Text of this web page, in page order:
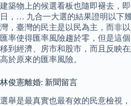
建築物上的候選看板也隨即褪去，
日，… 九合一大選的結果證明以下
灣，臺灣的民主是以民為主，而非
匯率使得匯率風險趨於零，但是這
移到經濟、房市和股市，而且反眏
高於原來的匯率風險。
林俊憲離婚: 新聞留言
選舉是最真實也最有效的民意檢視